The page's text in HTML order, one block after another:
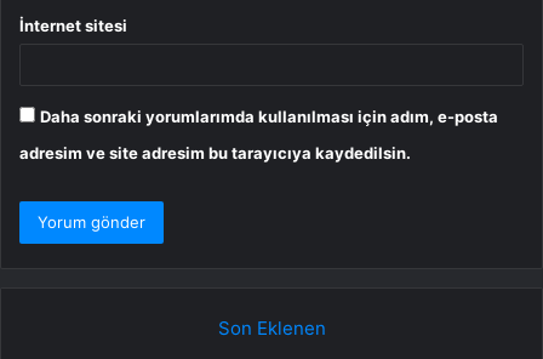
İnternet sitesi
Daha sonraki yorumlarımda kullanılması için adım, e-posta
adresim ve site adresim bu tarayıcıya kaydedilsin.
Son Eklenen